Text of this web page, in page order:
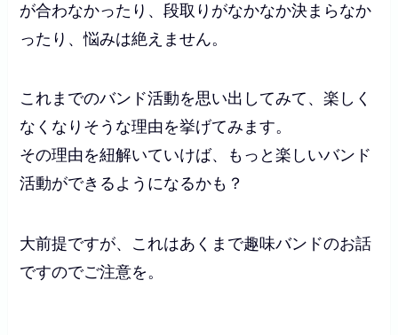
が合わなかったり、段取りがなかなか決まらなか
ったり、悩みは絶えません。
これまでのバンド活動を思い出してみて、楽しく
なくなりそうな理由を挙げてみます。
その理由を紐解いていけば、もっと楽しいバンド
活動ができるようになるかも？
大前提ですが、これはあくまで趣味バンドのお話
ですのでご注意を。